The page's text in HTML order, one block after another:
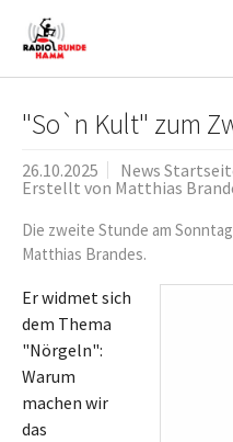
Skip to main navigation
Zum Hauptinhalt springen
Skip to page footer
"So`n Kult" zum
26.10.2025
News
Erstellt von Matthias
Die zweite Stunde am
Matthias Brandes.
Er widmet sich
dem Thema
"Nörgeln":
Warum
machen wir
das